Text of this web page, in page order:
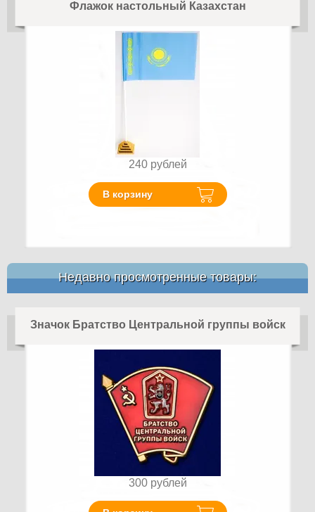
Флажок настольный Казахстан
240 рублей
В корзину
Недавно просмотренные товары:
Значок Братство Центральной группы войск
300 рублей